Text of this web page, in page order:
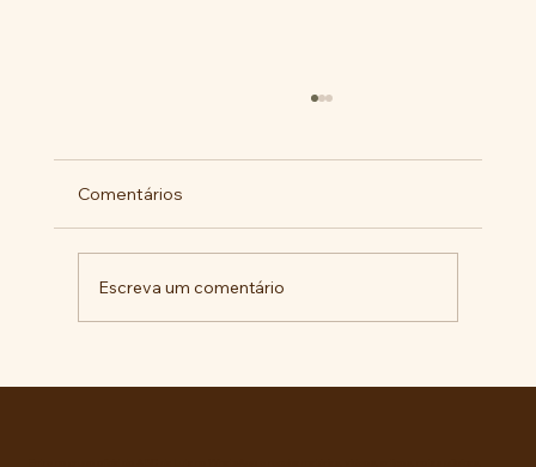
Comentários
Escreva um comentário